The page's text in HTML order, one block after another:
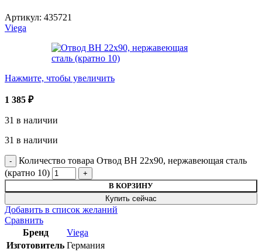
Артикул: 435721
Viega
Нажмите, чтобы увеличить
1 385 ₽
31 в наличии
31 в наличии
Количество товара Отвод ВН 22х90, нержавеющая сталь
(кратно 10)
В КОРЗИНУ
Купить сейчас
Добавить в список желаний
Сравнить
Бренд
Viega
Изготовитель Германия